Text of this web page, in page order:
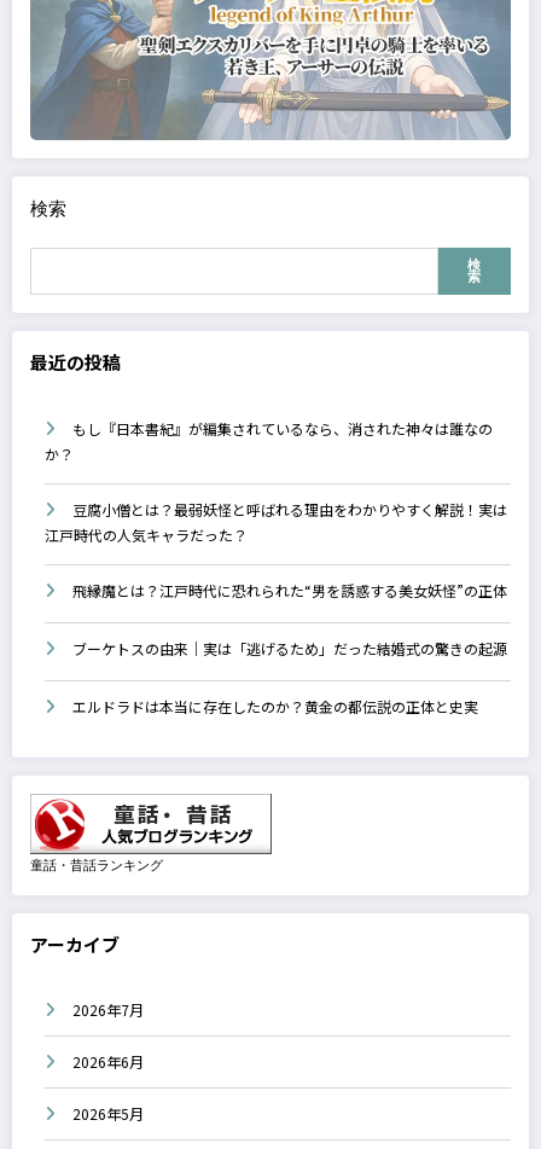
検索
検
索
最近の投稿
もし『日本書紀』が編集されているなら、消された神々は誰なの
か？
豆腐小僧とは？最弱妖怪と呼ばれる理由をわかりやすく解説！実は
江戸時代の人気キャラだった？
飛縁魔とは？江戸時代に恐れられた“男を誘惑する美女妖怪”の正体
ブーケトスの由来｜実は「逃げるため」だった結婚式の驚きの起源
エルドラドは本当に存在したのか？黄金の都伝説の正体と史実
童話・昔話ランキング
アーカイブ
2026年7月
2026年6月
2026年5月